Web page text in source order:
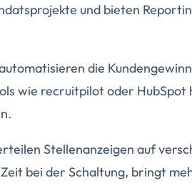
und bieten
die
wie recruitpilot oder HubSpot
Stellenanzeigen auf
bei der Schaltung, bringt